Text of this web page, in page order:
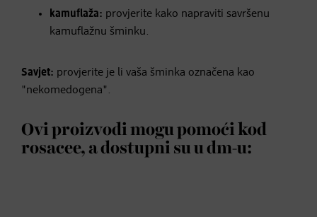
kamuflaža: provjerite kako napraviti savršenu
kamuflažnu šminku.
Savjet: provjerite je li vaša šminka označena kao
"nekomedogena".
Ovi proizvodi mogu pomoći kod
rosacee, a dostupni su u dm-u: